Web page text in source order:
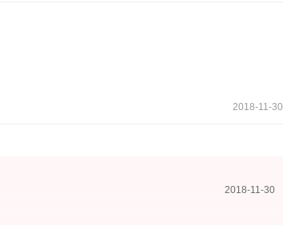
2018-11-30
2018-11-30